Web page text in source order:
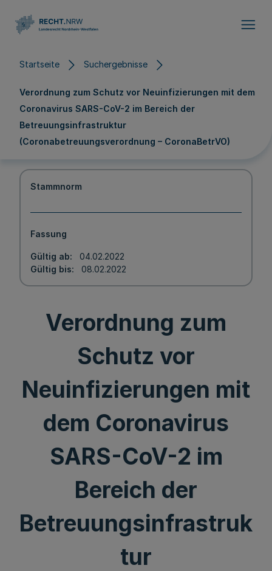
Startseite Suchergebnisse
Verordnung zum Schutz vor Neuinfizierungen mit dem
Coronavirus SARS-CoV-2 im Bereich der
Betreuungsinfrastruktur
(Coronabetreuungsverordnung – CoronaBetrVO)
Stammnorm
Fassung
Gültig ab
04.02.2022
Gültig bis
08.02.2022
Verordnung zum
Schutz vor
Neuinfizierungen mit
dem Coronavirus
SARS-CoV-2 im
Bereich der
Betreuungsinfrastruk
tur